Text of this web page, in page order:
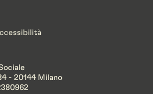
- 20144 Milano